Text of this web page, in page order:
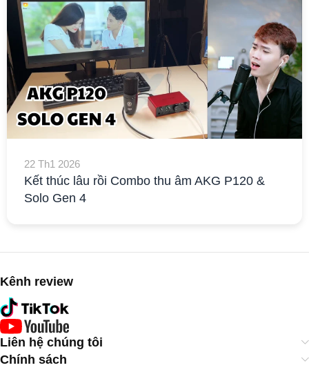
22 Th1 2026
Kết thúc lâu rồi Combo thu âm AKG P120 &
Solo Gen 4
Kênh review
Liên hệ chúng tôi
Chính sách